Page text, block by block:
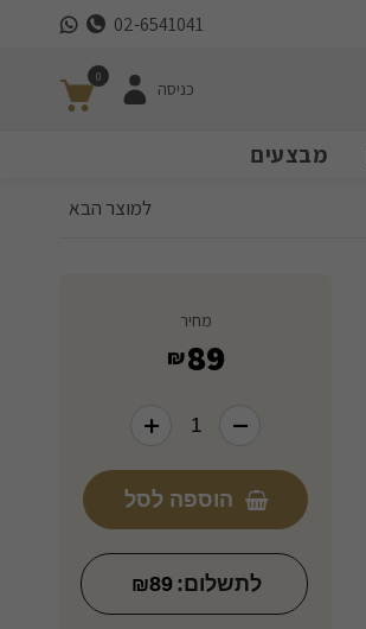
02-6541041
0
כניסה
מבצעים
למוצר הבא
מחיר
89
₪
הוספה לסל
לתשלום: 89
₪